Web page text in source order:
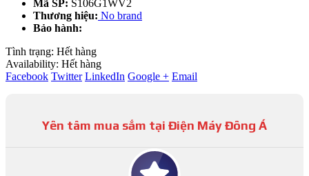
21.900.000 ₫.
Mã SP: S106G1WV2
Thương hiệu: No brand
Bảo hành:
Tình trạng: Hết hàng
Availability: Hết hàng
Facebook Twitter LinkedIn Google + Email
Yên tâm mua sắm tại Điện Máy Đông Á